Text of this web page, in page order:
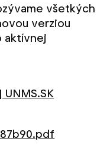
všetkých
verziou
aktívnej